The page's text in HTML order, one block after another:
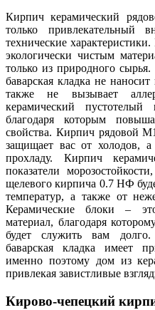
Кирпич керамический
только
технические
экологически чистым
только из природного
баварская кладка не
также не вызывает
керамический
благодаря которым
свойства. Кирпич рядовой
защищает вас от холодов,
прохладу. Кирпич
показатели
щелевого кирпича 0.7 НФ
температур, а также от
Керамические блоки –
материал, благодаря
будет служить вам
баварская кладка имеет
именно поэтому дом из
привлекая завистливые
Кирово-чепецкий